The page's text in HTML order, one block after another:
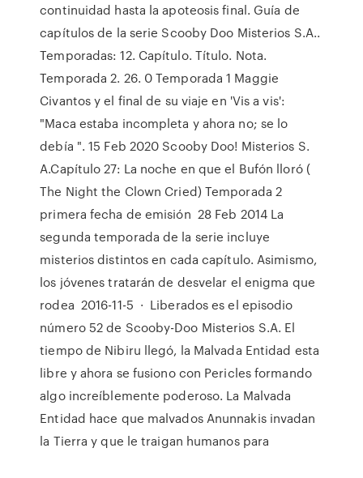
continuidad hasta la apoteosis final. Guía de
capítulos de la serie Scooby Doo Misterios S.A..
Temporadas: 12. Capítulo. Título. Nota.
Temporada 2. 26. 0 Temporada 1 Maggie
Civantos y el final de su viaje en 'Vis a vis':
"Maca estaba incompleta y ahora no; se lo
debía ". 15 Feb 2020 Scooby Doo! Misterios S.
A.Capítulo 27: La noche en que el Bufón lloró (
The Night the Clown Cried) Temporada 2
primera fecha de emisión 28 Feb 2014 La
segunda temporada de la serie incluye
misterios distintos en cada capítulo. Asimismo,
los jóvenes tratarán de desvelar el enigma que
rodea 2016-11-5 · Liberados es el episodio
número 52 de Scooby-Doo Misterios S.A. El
tiempo de Nibiru llegó, la Malvada Entidad esta
libre y ahora se fusiono con Pericles formando
algo increíblemente poderoso. La Malvada
Entidad hace que malvados Anunnakis invadan
la Tierra y que le traigan humanos para